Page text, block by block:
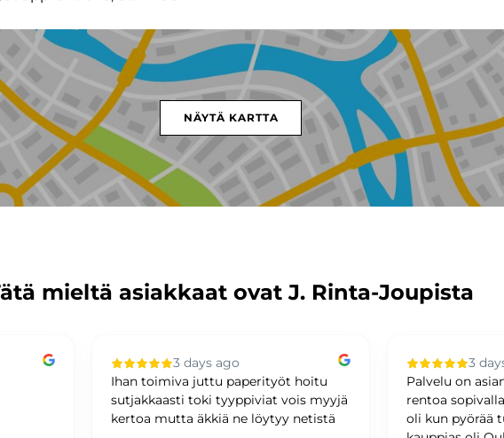
NÄYTÄ KARTTA
mieltä asiakkaat ovat J. Rinta-Joupista
3 days ago
Ihan toimiva juttu paperityöt hoitu
sutjakkaasti toki tyyppiviat vois myyjä
kertoa mutta äkkiä ne löytyy netistä
3
Palvelu on
rentoa
oli kun pyörää